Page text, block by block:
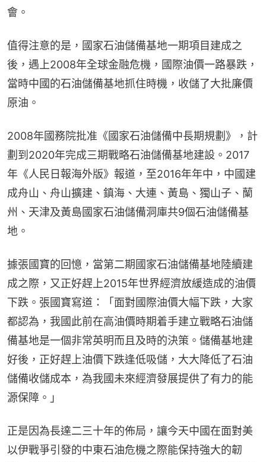
會。
值得注意的是，國家石油儲備基地一期項目建成之
後，遇上2008年全球金融危機，國際油價一路暴跌，
當時中國的石油儲備基地抓住時機，收儲了大批廉價
原油。
2008年國務院批准《國家石油儲備中長期規劃》，計
劃到2020年完成三期戰略石油儲備基地建設。2017
年《人民日報海外版》報道，至2016年年中，中國建
成舟山、舟山擴建、鎮海、大連、黃島、獨山子、蘭
州、天津及黃島國家石油儲備洞庫共9個石油儲備基
地。
據張國寶的回憶，當第二期國家石油儲備基地陸續建
成之際，又正好趕上2015年世界經濟放緩造成的油價
下跌。張國寶寫道：「面對國際油價大幅下跌，大家
都認為，我國此前在高油價時期着手建立戰略石油儲
備基地是一個非常英明而且及時的決策。儲備基地建
好後，正好趕上油價下跌逢低吸儲，大大降低了石油
儲備收儲成本，為我國未來經濟發展提供了有力的能
源保障。」
正是因為長達二三十年的佈局，讓今天中國在面對美
以伊戰爭引發的中東石油危機之際能保持強大的韌